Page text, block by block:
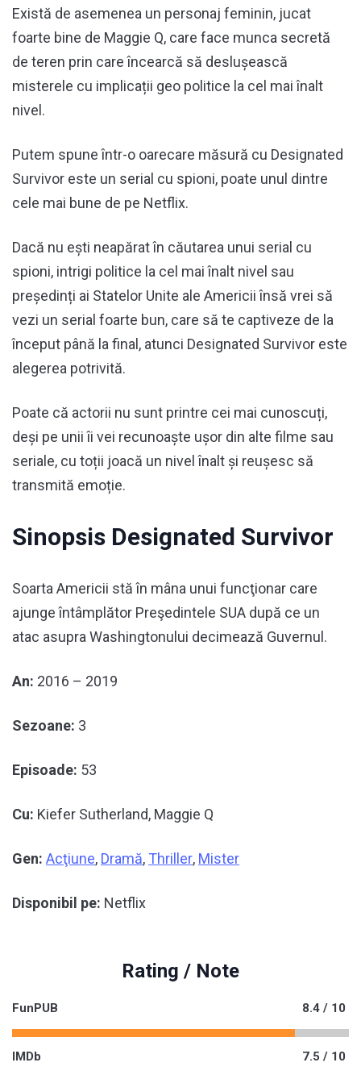
Există de asemenea un personaj feminin, jucat
foarte bine de Maggie Q, care face munca secretă
de teren prin care încearcă să deslușească
misterele cu implicații geo politice la cel mai înalt
nivel.
Putem spune într-o oarecare măsură cu Designated
Survivor este un serial cu spioni, poate unul dintre
cele mai bune de pe Netflix.
Dacă nu ești neapărat în căutarea unui serial cu
spioni, intrigi politice la cel mai înalt nivel sau
președinți ai Statelor Unite ale Americii însă vrei să
vezi un serial foarte bun, care să te captiveze de la
început până la final, atunci Designated Survivor este
alegerea potrivită.
Poate că actorii nu sunt printre cei mai cunoscuți,
deși pe unii îi vei recunoaște ușor din alte filme sau
seriale, cu toții joacă un nivel înalt și reușesc să
transmită emoție.
Sinopsis Designated Survivor
Soarta Americii stă în mâna unui funcţionar care
ajunge întâmplător Preşedintele SUA după ce un
atac asupra Washingtonului decimează Guvernul.
An: 2016 – 2019
Sezoane: 3
Episoade: 53
Cu: Kiefer Sutherland, Maggie Q
Gen: Acţiune, Dramă, Thriller, Mister
Disponibil pe: Netflix
Rating / Note
FunPUB 8.4 / 10
IMDb 7.5 / 10